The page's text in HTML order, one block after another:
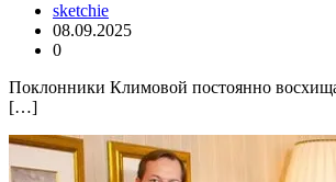
sketchie
08.09.2025
0
Поклонники Климовой постоянно
[…]